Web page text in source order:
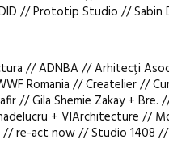
// Prototip Studio //
// ADNBA // Arhitecți
Romania // Createlier //
// Gila Shemie Zakay +
+ VIArchitecture
// re-act now // Studio 1408